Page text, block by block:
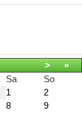
>
»
Sa
So
1
2
8
9